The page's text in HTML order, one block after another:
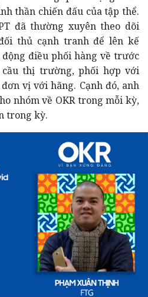
thần chiến đấu của tập thể.
đã thường xuyên theo dõi
thủ cạnh tranh để lên kế
điều phối hàng về trước
thị trường, phối hợp với
vị với hãng. Cạnh đó, anh
nhóm về OKR trong mỗi kỳ,
trong kỳ.